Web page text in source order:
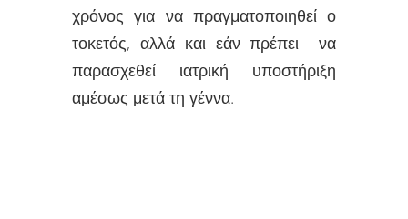
χρόνος για να πραγματοποιηθεί ο
τοκετός, αλλά και εάν πρέπει να
παρασχεθεί ιατρική υποστήριξη
αμέσως μετά τη γέννα.